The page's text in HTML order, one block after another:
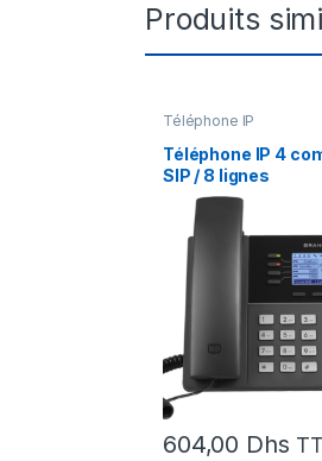
Produits
Téléphone IP
Téléphone IP 4
SIP / 8 lignes
Grandstream
604,00 Dhs